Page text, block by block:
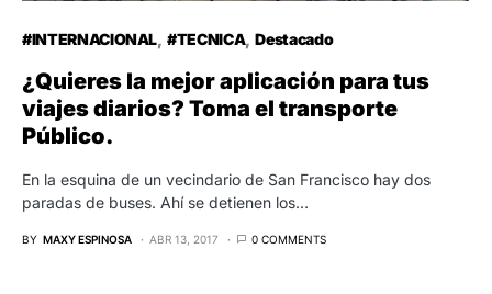
#INTERNACIONAL #TECNICA Destacado
¿Quieres la mejor aplicación para tus
viajes diarios? Toma el transporte
Público.
En la esquina de un vecindario de San Francisco hay dos
paradas de buses. Ahí se detienen los…
BY MAXY ESPINOSA ABR 13, 2017 0 COMMENTS